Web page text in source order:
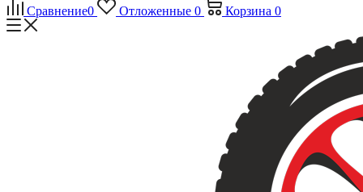
Сравнение0 Отложенные 0 Корзина 0